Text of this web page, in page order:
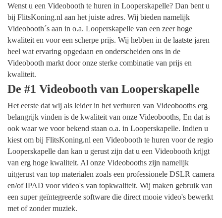
Wenst u een Videobooth te huren in Looperskapelle? Dan bent u
bij FlitsKoning.nl aan het juiste adres. Wij bieden namelijk
Videobooth´s aan in o.a. Looperskapelle van een zeer hoge
kwaliteit en voor een scherpe prijs. Wij hebben in de laatste jaren
heel wat ervaring opgedaan en onderscheiden ons in de
Videobooth markt door onze sterke combinatie van prijs en
kwaliteit.
De #1 Videobooth van Looperskapelle
Het eerste dat wij als leider in het verhuren van Videobooths erg
belangrijk vinden is de kwaliteit van onze Videobooths, En dat is
ook waar we voor bekend staan o.a. in Looperskapelle. Indien u
kiest om bij FlitsKoning.nl een Videobooth te huren voor de regio
Looperskapelle dan kan u gerust zijn dat u een Videobooth krijgt
van erg hoge kwaliteit. Al onze Videobooths zijn namelijk
uitgerust van top materialen zoals een professionele DSLR camera
en/of IPAD voor video's van topkwaliteit. Wij maken gebruik van
een super geïntegreerde software die direct mooie video's bewerkt
met of zonder muziek.